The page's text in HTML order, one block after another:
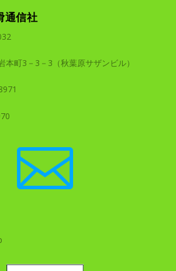
通信社
本町3－3－3（秋葉原サザンビル）
